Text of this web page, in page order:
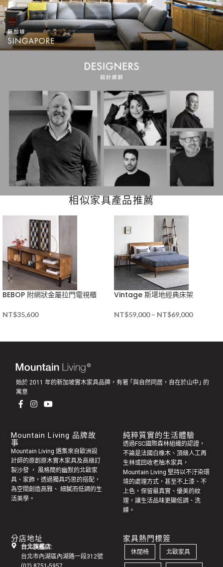
相似家具產品推薦
BEBOP 附網狀金屬拉門電視櫃
NT$35,600
Vintage 斯堪地經典床架
NT$59,000 – NT$69,000
始於 2011 年的新加坡實木家具品牌，有著 ｢與自然同居，自在於山中｣ 的
寓意
Mountain Living 品牌故
事
Mountain Living 選集來自歐洲設
計師的原創 原木實木家具及高級訂
製沙發 ， 風格簡約幽默的北歐家
具 、家飾，透過獨具巧思的搭配，
為空間創造高雅、 細膩而低調的生
活美學。
純粹質實的生活體驗
透過FSC國際森林組織的認證，
不論是法國白橡木、頂級人工再
生林或回收老柚木家具 ，
Mountain Living 堅持以不汙染環
境的處理方式，甚至不上漆、不
上色，保留最真實、優美的紋
理，讓生活品味更顯低調、洗
練。
分店地址
台北旗艦店:
台北市內湖區內湖路一段312號
家具熱門標簽
休閒椅 北歐家具